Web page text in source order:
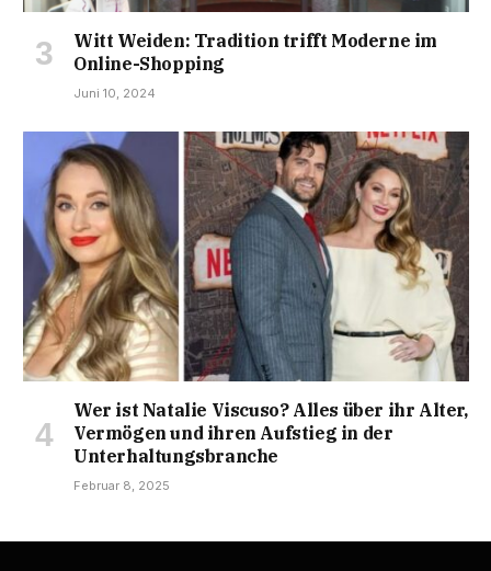
Witt Weiden: Tradition trifft Moderne im
Online-Shopping
Juni 10, 2024
Wer ist Natalie Viscuso? Alles über ihr Alter,
Vermögen und ihren Aufstieg in der
Unterhaltungsbranche
Februar 8, 2025